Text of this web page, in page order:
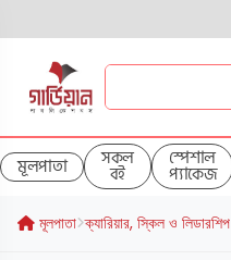
মূলপাতা সকল
বই
স্পেশাল
প্যাকেজ
মূলপাতা ক্যারিয়ার, স্কিল ও লিডারশিপ